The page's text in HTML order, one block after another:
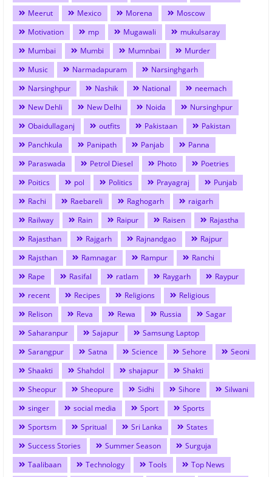
Meerut
Mexico Morena
Moscow
Motivation
mp Mugawali
mukulsaray
Mumbai
Mumbi Mumnbai
Murder
Music
Narmadapuram
Narsinghgarh
Narsinghpur
Nashik National
neemach
New Dehli
New Delhi Noida
Nursinghpur
Obaidullaganj
outfits Pakistaan
Pakistan
Panchkula
Panipath Panjab
Panna
Paraswada
Petrol Diesel Photo
Poetries
Poitics
pol Politics Prayagraj
Punjab
Rachi
Raebareli Raghogarh
raigarh
Railway
Rain Raipur Raisen
Rajastha
Rajasthan
Rajgarh Rajnandgao
Rajpur
Rajsthan
Ramnagar Rampur
Ranchi
Rape
Rasifal ratlam Raygarh
Raypur
recent
Recipes Religions
Religious
Relison
Reva Rewa Russia
Sagar
Saharanpur
Sajapur
Samsung Laptop
Sarangpur
Satna Science Sehore
Seoni
Shaakti
Shahdol shajapur
Shakti
Sheopur
Sheopure Sidhi Sihore
Silwani
singer
social media Sport
Sports
Sportsm
Spritual Sri Lanka
States
Success Stories
Summer Season
Surguja
Taalibaan
Technology Tools
Top News